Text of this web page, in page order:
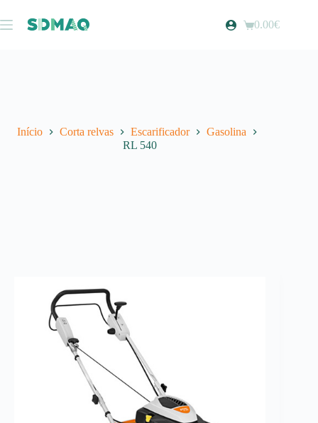
para
o
Carrinho
0.00€
Início Corta relvas Escarificador
Gasolina
RL 540